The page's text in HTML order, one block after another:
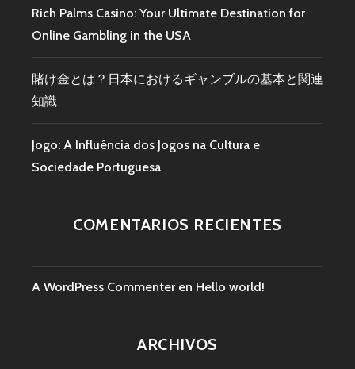
Rich Palms Casino: Your Ultimate Destination for
Online Gambling in the USA
賭け金とは？日本におけるギャンブルの基本と関連
知識
Jogo: A Influência dos Jogos na Cultura e
Sociedade Portuguesa
COMENTARIOS RECIENTES
A WordPress Commenter en Hello world!
ARCHIVOS